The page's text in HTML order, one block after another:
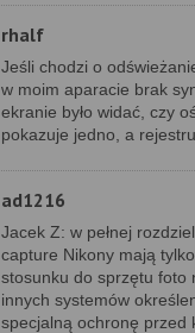
rhalf
Jeśli chodzi o
w moim aparacie brak
ekranie było widać, czy
pokazuje jedno, a
ad1216
Jacek Z: w pełnej
capture Nikony mają
stosunku do sprzętu foto
innych systemów
specjalną ochronę przed